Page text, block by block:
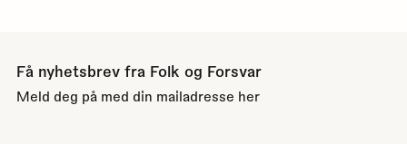
Få nyhetsbrev fra Folk og Forsvar
Meld deg på med din mailadresse her